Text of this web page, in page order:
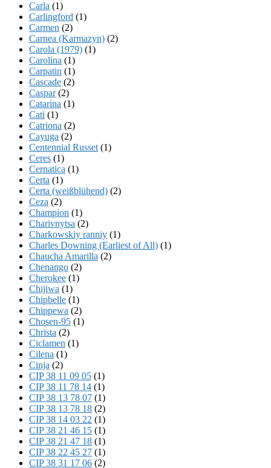
Carla (1)
Carlingford (1)
Carmen (2)
Carnea (Karmazyn) (2)
Carola (1979) (1)
Carolina (1)
Carpatin (1)
Cascade (2)
Caspar(2)
Catarina (1)
Cati (1)
Catriona (2)
Cayuga (2)
Centennial Russet (1)
Ceres (1)
Cernatica (1)
Certa (1)
Certa (weißblühend) (2)
Ceza (2)
Champion (1)
Charivnytsa (2)
Charkowskiy ranniy (1)
Charles Downing (Earliest of All) (1)
Chaucha Amarilla (2)
Chenango (2)
Cherokee (1)
Chijiwa (1)
Chipbelle (1)
Chippewa (2)
Chosen-95 (1)
Christa (2)
Ciclamen (1)
Cilena (1)
Cinja (2)
CIP 38 11 09 05 (1)
CIP 38 11 78 14 (1)
CIP 38 13 78 07 (1)
CIP 38 13 78 18 (2)
CIP 38 14 03 22 (1)
CIP 38 21 46 15 (1)
CIP 38 21 47 18 (1)
CIP 38 22 45 27 (1)
CIP 38 31 17 06 (2)